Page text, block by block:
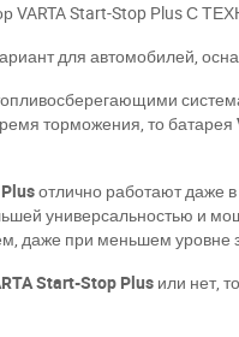
VARTA Start-Stop Plus С
для автомобилей,
торможения, то батарея
отлично работают даже
универсальностью и
даже при меньшем уровне
Start-Stop Plus или нет,